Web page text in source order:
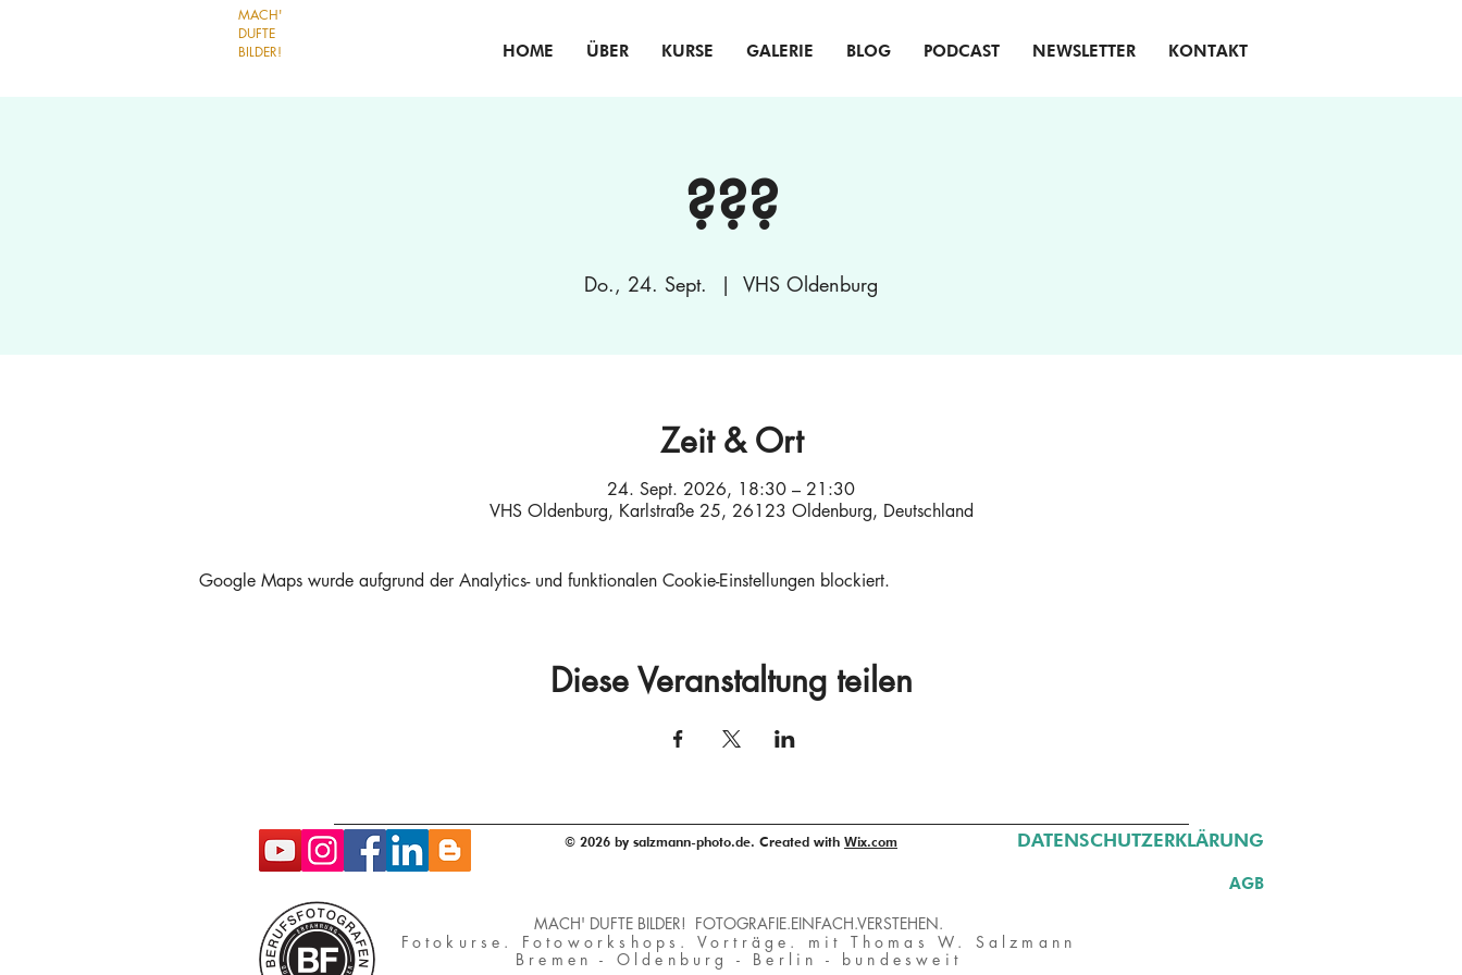
MACH'
DUFTE
BILDER!
HOME ÜBER KURSE GALERIE BLOG PODCAST NEWSLETTER KONTAKT
???
Do., 24. Sept.
  |
VHS Oldenburg
Zeit & Ort
24. Sept. 2026, 18:30 – 21:30
VHS Oldenburg, Karlstraße 25, 26123 Oldenburg, Deutschland
Google Maps wurde aufgrund der Analytics- und funktionalen Cookie-Einstellungen blockiert.
Diese Veranstaltung teilen
© 2026 by salzmann-photo.de. Created with Wix.com DATENSCHUTZERKLÄRUNG
AGB
MACH' DUFTE BILDER! FOTOGRAFIE.EINFACH.VERSTEHEN.
Fotokurse. Fotoworkshops. Vorträge. mit Thomas W. Salzmann
Bremen - Oldenburg - Ber lin - bundesweit